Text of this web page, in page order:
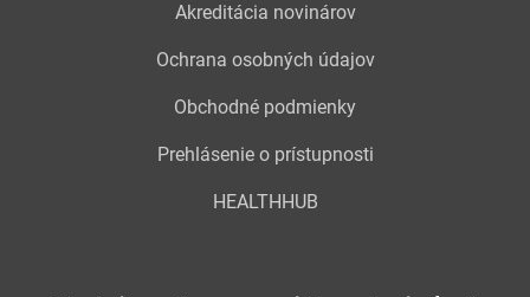
Akreditácia novinárov
Ochrana osobných údajov
Obchodné podmienky
Prehlásenie o prístupnosti
HEALTHHUB